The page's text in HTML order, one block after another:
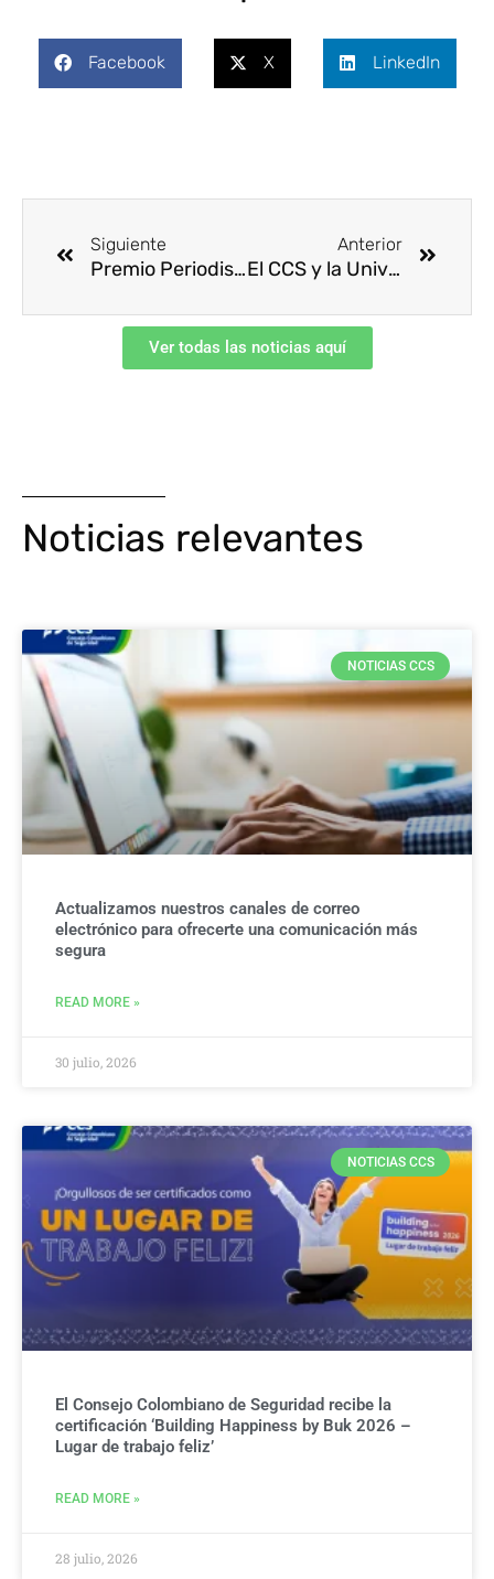
Facebook X LinkedIn
Siguiente
Premio Periodismo CCS 2021
Anterior
El CCS y la Universidad Nacional de Colombia firman convenio de cooperación académica
Ver todas las noticias aquí
Noticias relevantes
NOTICIAS CCS
Actualizamos nuestros canales de correo
electrónico para ofrecerte una comunicación más
segura
READ MORE »
30 julio, 2026
NOTICIAS CCS
El Consejo Colombiano de Seguridad recibe la
certificación ‘Building Happiness by Buk 2026 –
Lugar de trabajo feliz’
READ MORE »
28 julio, 2026